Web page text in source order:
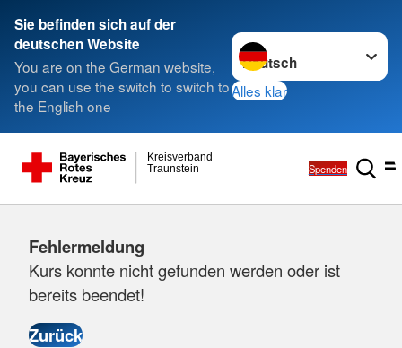
Sie befinden sich auf der
deutschen Website
You are on the German website,
you can use the switch to switch to
the English one
Sprache wechseln zu
Alles klar
Traunstein
Kreisverband
Spenden
Fehlermeldung
Kurs konnte nicht gefunden werden oder ist
bereits beendet!